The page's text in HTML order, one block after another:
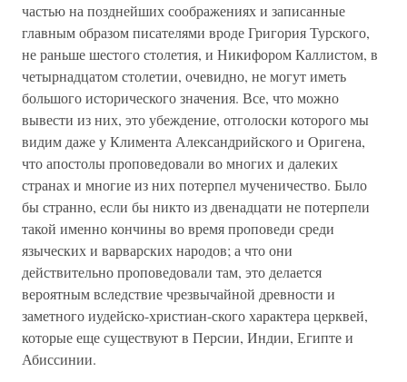
частью на позднейших соображениях и записанные
главным образом писателями вроде Григория Турского,
не раньше шестого столетия, и Никифором Каллистом, в
четырнадцатом столетии, очевидно, не могут иметь
большого исторического значения. Все, что можно
вывести из них, это убеждение, отголоски которого мы
видим даже у Климента Александрийского и Оригена,
что апостолы проповедовали во многих и далеких
странах и многие из них потерпел мученичество. Было
бы странно, если бы никто из двенадцати не потерпели
такой именно кончины во время проповеди среди
языческих и варварских народов; а что они
действительно проповедовали там, это делается
вероятным вследствие чрезвычайной древности и
заметного иудейско-христиан-ского характера церквей,
которые еще существуют в Персии, Индии, Египте и
Абиссинии.